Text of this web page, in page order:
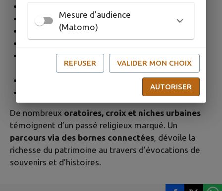
Le Mas du Juge
Maison du Lézard
Musée Mistral
L’Église Sainte-Agathe d’origine romane
Statue Notre-Dame-de Grâce, vierge couronnée
du XIIIème siècle
De nombreux oratoires, croix et niches urbaines
témoignent d’un passé religieux marqué. Un
parcours via des bornes connectées, dévoile la
richesse du patrimoine au travers d’évocations de
souvenirs et d’histoires.
Mesure d'audience
(Matomo)
REFUSER VALIDER MON CHOIX
AUTORISER